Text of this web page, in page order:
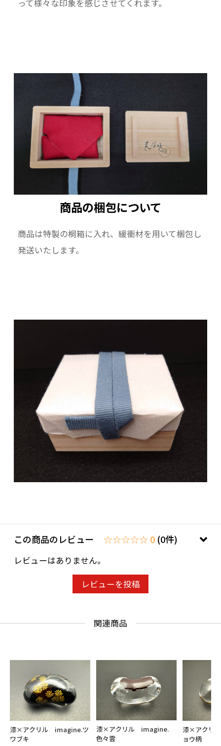
って様々な印象を感じさせてくれます。
商品の梱包について
商品は特製の桐箱に入れ、緩衝材を用いて梱包し
発送いたします。
この商品のレビュー ☆☆☆☆☆ 0 (0件)
レビューはありません。
レビューを投稿
関連商品
漆×アクリル imagine.ツ
ワブキ
漆×アクリル imagine.
色々雲
漆×アクリ
ョウ柄